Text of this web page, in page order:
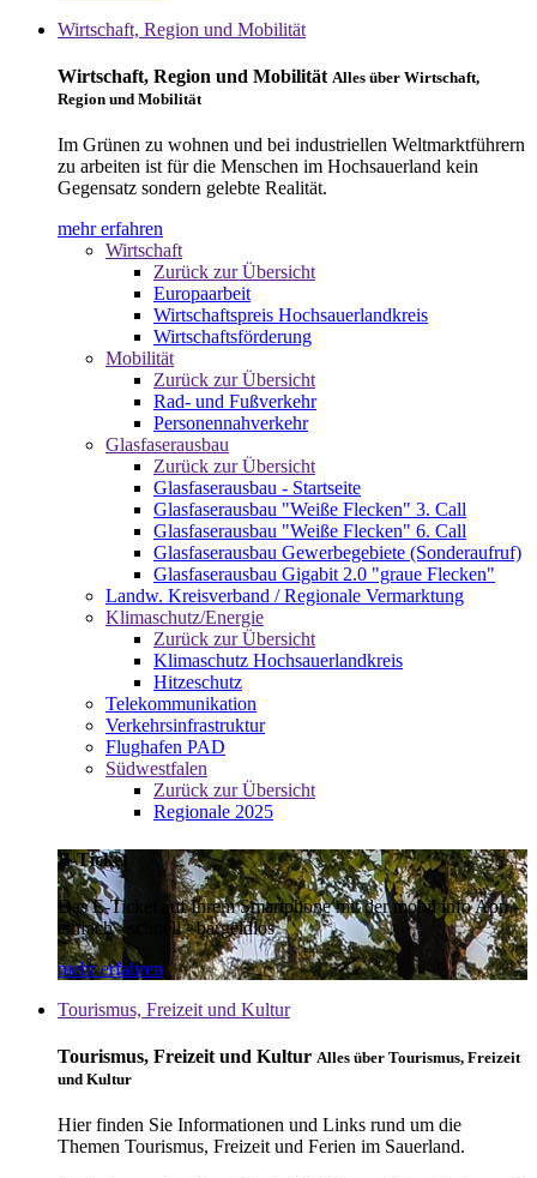
Wirtschaft, Region und Mobilität
Wirtschaft, Region und Mobilität Alles über Wirtschaft,
Region und Mobilität
Im Grünen zu wohnen und bei industriellen Weltmarktführern
zu arbeiten ist für die Menschen im Hochsauerland kein
Gegensatz sondern gelebte Realität.
mehr erfahren
Wirtschaft
Zurück zur Übersicht
Europaarbeit
Wirtschaftspreis Hochsauerlandkreis
Wirtschaftsförderung
Mobilität
Zurück zur Übersicht
Rad- und Fußverkehr
Personennahverkehr
Glasfaserausbau
Zurück zur Übersicht
Glasfaserausbau - Startseite
Glasfaserausbau "Weiße Flecken" 3. Call
Glasfaserausbau "Weiße Flecken" 6. Call
Glasfaserausbau Gewerbegebiete (Sonderaufruf)
Glasfaserausbau Gigabit 2.0 "graue Flecken"
Landw. Kreisverband / Regionale Vermarktung
Klimaschutz/Energie
Zurück zur Übersicht
Klimaschutz Hochsauerlandkreis
Hitzeschutz
Telekommunikation
Verkehrsinfrastruktur
Flughafen PAD
Südwestfalen
Zurück zur Übersicht
Regionale 2025
E-Ticket
Das E-Ticket auf Ihrem Smartphone mit der mobil info App -
einfach - schnell - bargeldlos
mehr erfahren
Tourismus, Freizeit und Kultur
Tourismus, Freizeit und Kultur Alles über Tourismus, Freizeit
und Kultur
Hier finden Sie Informationen und Links rund um die
Themen Tourismus, Freizeit und Ferien im Sauerland.